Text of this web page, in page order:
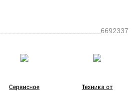
6692337
Сервисное
Техника от